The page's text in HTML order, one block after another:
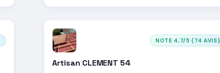
NOTE 4,7/5 (74 AVIS)
Artisan CLEMENT 54